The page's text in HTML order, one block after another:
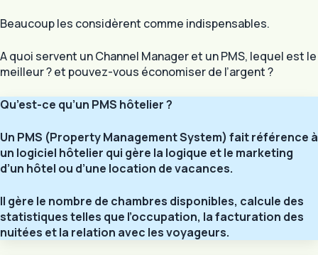
Beaucoup les considèrent comme indispensables.
A quoi servent un Channel Manager et un PMS, lequel est le
meilleur ? et pouvez-vous économiser de l’argent ?
Qu’est-ce qu’un PMS hôtelier ?
Un PMS (Property Management System) fait référence à
un logiciel hôtelier qui gère la logique et le marketing
d’un hôtel ou d’une location de vacances.
Il gère le nombre de chambres disponibles, calcule des
statistiques telles que l’occupation, la facturation des
nuitées et la relation avec les voyageurs.